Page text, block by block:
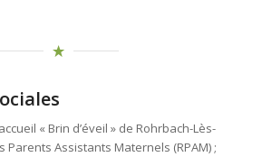
« Brin d’éveil » de Rohrbach-Lès-
Parents Assistants Maternels (RPAM) ;